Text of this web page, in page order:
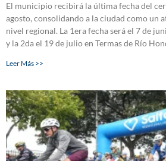
El municipio recibirá la última fecha del
agosto, consolidando a la ciudad como un
nivel regional. La 1era fecha será el 7 de
y la 2da el 19 de julio en Termas de Río
Leer Más >>